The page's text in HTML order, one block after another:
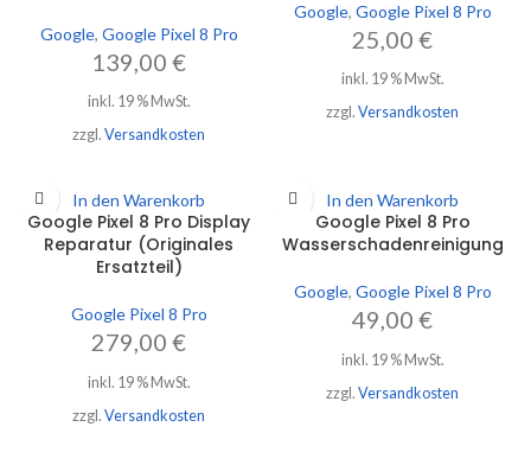
Google, Google Pixel 8 Pro
139,00 €
inkl. 19 % MwSt.
zzgl. Versandkosten
Google, Google Pixel 8 Pro
25,00 €
inkl. 19 % MwSt.
zzgl. Versandkosten
In den Warenkorb
Google Pixel 8 Pro Display
Reparatur (Originales
Ersatzteil)
Google Pixel 8 Pro
279,00 €
inkl. 19 % MwSt.
zzgl. Versandkosten
In den Warenkorb
Google Pixel 8 Pro
Wasserschadenreinigung
Google, Google Pixel 8 Pro
49,00 €
inkl. 19 % MwSt.
zzgl. Versandkosten